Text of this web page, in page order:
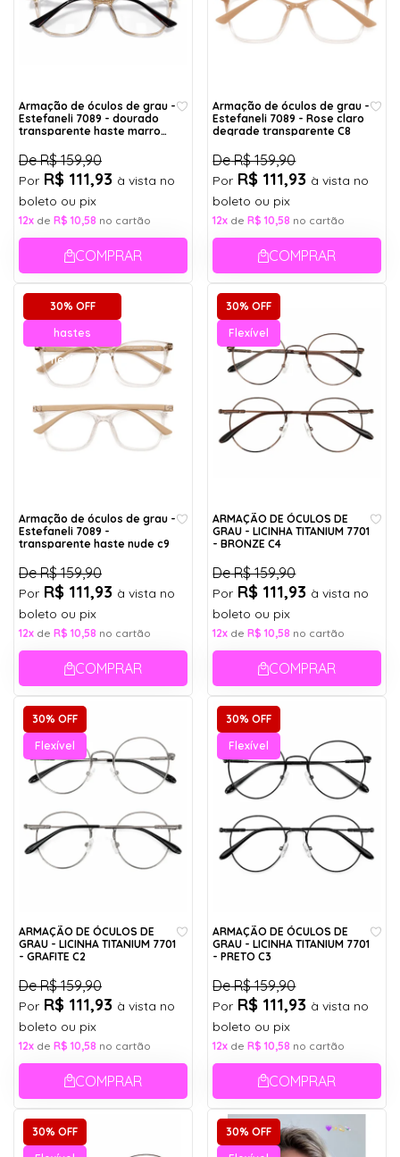
Armação de óculos de grau -
Estefaneli 7089 - dourado
transparente haste marrom
DeR$ 159,90
Por R$ 111,93 à vista no
boleto ou pix
12x de R$ 10,58 no cartão
COMPRAR
Armação de óculos de grau -
Estefaneli 7089 - Rose claro
degrade transparente C8
DeR$ 159,90
Por R$ 111,93 à vista no
boleto ou pix
12x deR$ 10,58 no cartão
COMPRAR
30% OFF
hastes
flexíveis
Armação de óculos de grau -
Estefaneli 7089 -
transparente haste nude c9
DeR$ 159,90
Por R$ 111,93 à vista no
boleto ou pix
12x de R$ 10,58 no cartão
COMPRAR
30% OFF
Flexível
ARMAÇÃO DE ÓCULOS DE
GRAU - LICINHA TITANIUM 7701
- BRONZE C4
DeR$ 159,90
Por R$ 111,93 à vista no
boleto ou pix
12x deR$ 10,58 no cartão
COMPRAR
30% OFF
Flexível
ARMAÇÃO DE ÓCULOS DE
GRAU - LICINHA TITANIUM 7701
- GRAFITE C2
DeR$ 159,90
Por R$ 111,93 à vista no
boleto ou pix
12x de R$ 10,58 no cartão
COMPRAR
30% OFF
Flexível
ARMAÇÃO DE ÓCULOS DE
GRAU - LICINHA TITANIUM 7701
- PRETO C3
DeR$ 159,90
Por R$ 111,93 à vista no
boleto ou pix
12x deR$ 10,58 no cartão
COMPRAR
30% OFF
30% OFF